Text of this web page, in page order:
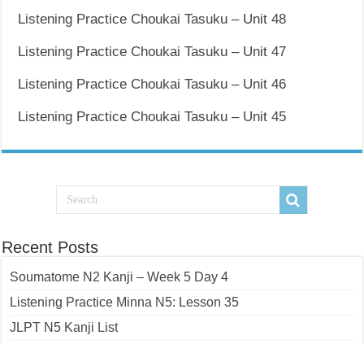
Listening Practice Choukai Tasuku – Unit 48
Listening Practice Choukai Tasuku – Unit 47
Listening Practice Choukai Tasuku – Unit 46
Listening Practice Choukai Tasuku – Unit 45
Recent Posts
Soumatome N2 Kanji – Week 5 Day 4
Listening Practice Minna N5: Lesson 35
JLPT N5 Kanji List